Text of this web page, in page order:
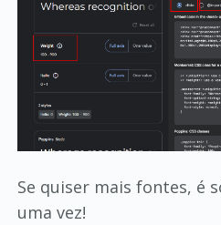
Se quiser mais fontes, é
uma vez!